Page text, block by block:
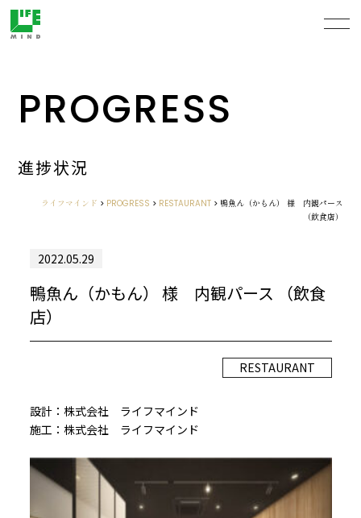
PROGRESS
進捗状況
ライフマインド > PROGRESS > RESTAURANT> 鴨魚ん（かもん） 様 内観パース
（飲食店）
2022.05.29
鴨魚ん（かもん） 様 内観パース （飲食
店）
RESTAURANT
設計：株式会社 ライフマインド
施工：株式会社 ライフマインド